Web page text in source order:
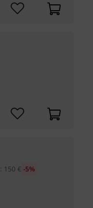
: 150 € -5%